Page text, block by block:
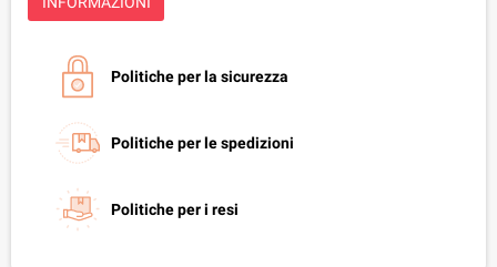
Politiche per la sicurezza
Politiche per le spedizioni
Politiche per i resi